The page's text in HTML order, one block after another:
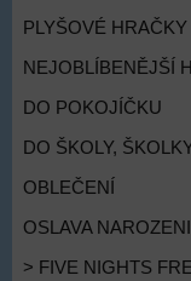
PLYŠOVÉ HRAČKY
NEJOBLÍBENĚJŠÍ
DO POKOJÍČKU
DO ŠKOLY,
OBLEČENÍ
OSLAVA
> FIVE NIGHTS